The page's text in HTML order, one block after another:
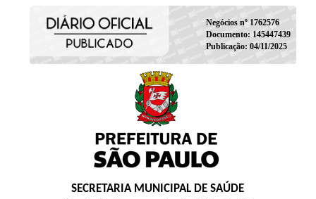
Negócios nº 1762576
Documento: 145447439
Publicação: 04/11/2025
SECRETARIA MUNICIPAL DE SAÚDE